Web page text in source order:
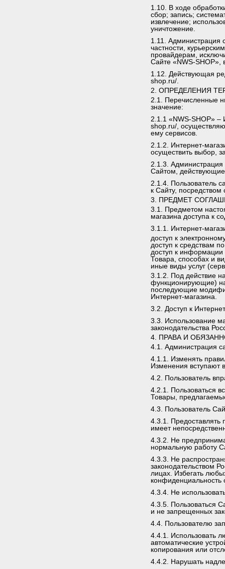
1.10. В ходе
сбор; запись;
извлечение;
уничтожение.
1.11. Администрация
частности,
провайдерам,
Сайте «NWS-SHOP»,
1.12. Действующая
shop.ru/.
2. ОПРЕДЕЛЕНИЯ
2.1. Перечисленные
значение:
2.1.1 «NWS-SHOP»
shop.ru/,
ему сервисов.
2.1.2. Интернет-
осуществить выбор,
2.1.3. Администрация
Сайтом,
2.1.4. Пользователь
к Сайту,
3. ПРЕДМЕТ
3.1. Предметом
магазина доступа к
3.1.1. Интернет-
доступ к
доступ к средствам
доступ к
Товара, способах и
иные виды услуг
3.1.2. Под действие
функционирующие)
последующие
Интернет-магазина.
3.2. Доступ к
3.3. Использование
законодательства
4. ПРАВА И
4.1. Администрация
4.1.1. Изменять
Изменения вступают
4.2. Пользователь
4.2.1. Пользоваться
Товары,
4.3. Пользователь
4.3.1. Предоставлять
имеет
4.3.2. Не
нормальную работу
4.3.3. Не
законодательством
лицах. Избегать
4.3.4. Не
4.3.5. Пользоваться
и не запрещенных
4.4. Пользователю
4.4.1. Использовать
автоматические
копирования или
4.4.2. Нарушать